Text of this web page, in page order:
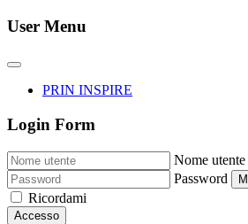
User Menu
PRIN INSPIRE
Login Form
Nome utente
Password
Ricordami
Accesso